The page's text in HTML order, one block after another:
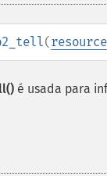
(resource
é usada para